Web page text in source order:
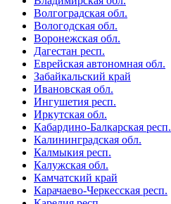
Волгоградская обл.
Вологодская обл.
Воронежская обл.
Дагестан респ.
Еврейская автономная обл.
Забайкальский край
Ивановская обл.
Ингушетия респ.
Иркутская обл.
Кабардино-Балкарская респ.
Калининградская обл.
Калмыкия респ.
Калужская обл.
Камчатский край
Карачаево-Черкесская респ.